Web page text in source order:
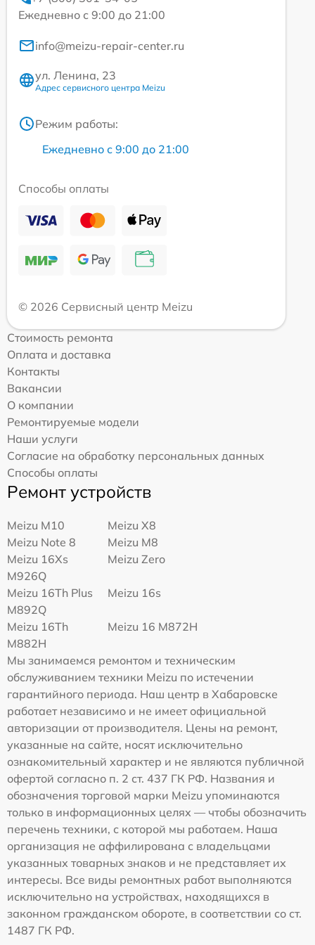
Ежедневно с 9:00 до 21:00
info@meizu-repair-center.ru
ул. Ленина, 23
Адрес сервисного центра Meizu
Режим работы:
Ежедневно с 9:00 до 21:00
Способы оплаты
© 2026 Сервисный центр Meizu
Стоимость ремонта
Оплата и доставка
Контакты
Вакансии
О компании
Ремонтируемые модели
Наши услуги
Согласие на обработку персональных данных
Способы оплаты
Ремонт устройств
Meizu M10
Meizu X8
Meizu Note 8
Meizu M8
Meizu 16Xs
M926Q
Meizu Zero
Meizu 16Th Plus
M892Q
Meizu 16s
Meizu 16Th
M882H
Meizu 16 M872H
Мы занимаемся ремонтом и техническим
обслуживанием техники Meizu по истечении
гарантийного периода. Наш центр в Хабаровске
работает независимо и не имеет официальной
авторизации от производителя. Цены на ремонт,
указанные на сайте, носят исключительно
ознакомительный характер и не являются публичной
офертой согласно п. 2 ст. 437 ГК РФ. Названия и
обозначения торговой марки Meizu упоминаются
только в информационных целях — чтобы обозначить
перечень техники, с которой мы работаем. Наша
организация не аффилирована с владельцами
указанных товарных знаков и не представляет их
интересы. Все виды ремонтных работ выполняются
исключительно на устройствах, находящихся в
законном гражданском обороте, в соответствии со ст.
1487 ГК РФ.